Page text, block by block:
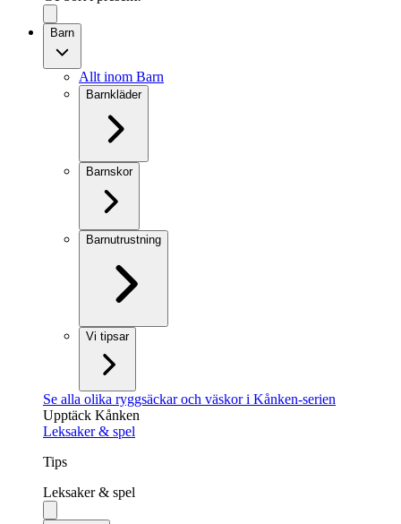
Barn
Allt inom Barn
Barnkläder
Barnskor
Barnutrustning
Vi tipsar
Se alla olika ryggsäckar och väskor i Kånken-serien
Upptäck Kånken
Leksaker & spel
Tips
Leksaker & spel